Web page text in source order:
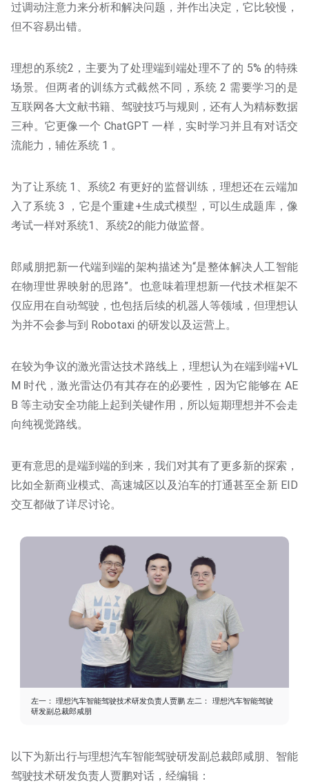
过调动注意力来分析和解决问题，并作出决定，它比较慢，
但不容易出错。
理想的系统2，主要为了处理端到端处理不了的 5% 的特殊
场景。但两者的训练方式截然不同，系统 2 需要学习的是
互联网各大文献书籍、驾驶技巧与规则，还有人为精标数据
三种。它更像一个 ChatGPT 一样，实时学习并且有对话交
流能力，辅佐系统 1 。
为了让系统 1、系统2 有更好的监督训练，理想还在云端加
入了系统 3 ，它是个重建+生成式模型，可以生成题库，像
考试一样对系统1、系统2的能力做监督。
郎咸朋把新一代端到端的架构描述为“是整体解决人工智能
在物理世界映射的思路”。也意味着理想新一代技术框架不
仅应用在自动驾驶，也包括后续的机器人等领域，但理想认
为并不会参与到 Robotaxi 的研发以及运营上。
在较为争议的激光雷达技术路线上，理想认为在端到端+VL
M 时代，激光雷达仍有其存在的必要性，因为它能够在 AE
B 等主动安全功能上起到关键作用，所以短期理想并不会走
向纯视觉路线。
更有意思的是端到端的到来，我们对其有了更多新的探索，
比如全新商业模式、高速城区以及泊车的打通甚至全新 EID
交互都做了详尽讨论。
左一： 理想汽车智能驾驶技术研发负责人贾鹏 左二： 理想汽车智能驾驶
研发副总裁郎咸朋
以下为新出行与理想汽车智能驾驶研发副总裁郎咸朋、智能
驾驶技术研发负责人贾鹏对话，经编辑：